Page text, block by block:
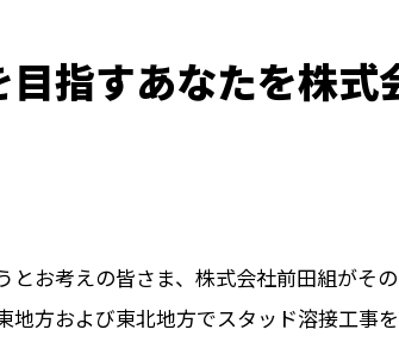
指すあなたを株式
お考えの皆さま、株式会社前田組がそ
方および東北地方でスタッド溶接工事